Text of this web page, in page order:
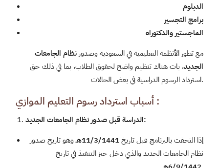
الدبلوم
برامج التجسير
الماجستير والدكتوراه
مع تطور الأنظمة التعليمية في السعودية وصدورنظام الجامعات
الجديد، بات هناك تنظيم واضح لحقوق الطلاب، بما في ذلك حق
استرداد الرسوم الدراسية في بعض الحالات.
أسباب استرداد رسوم التعليم الموازي :
الدراسة قبل صدور نظام الجامعات الجديد:
إذا التحقت بالبرنامج قبل تاريخ11/3/1441هـوهو تاريخ صدور
نظام الجامعات الجديد والذي دخل حيز التنفيذ في تاريخ